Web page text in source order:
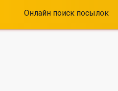
Онлайн поиск посылок